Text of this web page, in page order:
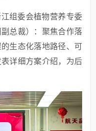
组委会植物营养专委
总裁）：聚焦合作落
生态化落地路径、可
详细方案介绍，为后